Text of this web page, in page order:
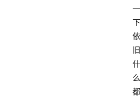
一
下
依
旧
什
么
都